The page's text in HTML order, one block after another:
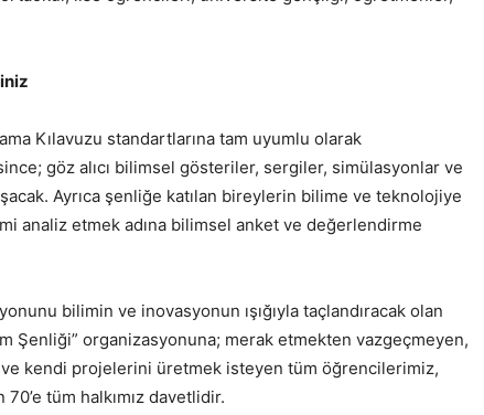
Kılavuzu standartlarına tam uyumlu olarak
göz alıcı bilimsel gösteriler, sergiler, simülasyonlar ve
Ayrıca şenliğe katılan bireylerin bilime ve teknolojiye
analiz etmek adına bilimsel anket ve değerlendirme
bilimin ve inovasyonun ışığıyla taçlandıracak olan
Şenliği” organizasyonuna; merak etmekten vazgeçmeyen,
kendi projelerini üretmek isteyen tüm öğrencilerimiz,
tüm halkımız davetlidir.